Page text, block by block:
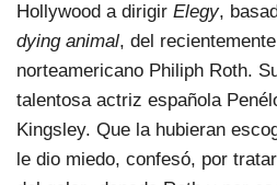
Hollywood a dirigir Elegy,
dying animal, del
norteamericano Philiph Roth.
talentosa actriz española
Kingsley. Que la hubieran
le dio miedo, confesó, por